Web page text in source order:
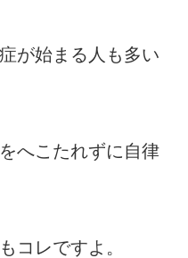
が始まる人も多い
へこたれずに自律
コレですよ。